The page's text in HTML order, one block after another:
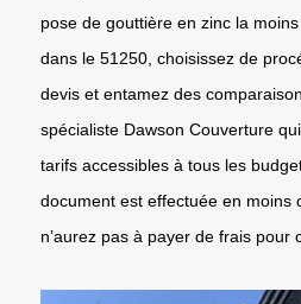
pose de gouttière en zinc la
dans le 51250, choisissez de
devis et entamez des
spécialiste Dawson Couverture
tarifs accessibles à tous les
document est effectuée en moins
n’aurez pas à payer de frais pour